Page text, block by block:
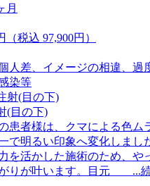
月
（税込 97,900円）
人差、イメージの相違、過
染等
(目の下)
患者様は、クマによる色ム
で明るい印象へ変化しまし
を活かした施術のため、や
りが叶います。目元 ...